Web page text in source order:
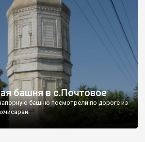
башня в с.Почтовое
башню посмотрели по дороге из